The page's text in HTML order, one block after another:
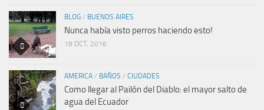
BLOG / BUENOS AIRES
Nunca había visto perros haciendo esto!
18 OCT, 2016
AMERICA / BAÑOS / CIUDADES
Como llegar al Pailón del Diablo: el mayor salto de
agua del Ecuador